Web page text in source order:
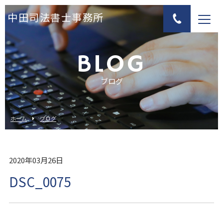
中田司法書士事務所
BLOG
ブログ
ホーム ブログ
2020年03月26日
DSC_0075